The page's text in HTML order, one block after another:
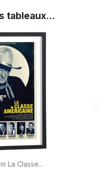
tableaux...
La Classe...